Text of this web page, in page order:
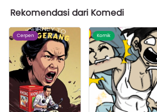
Rekomendasi dari Komedi
Cerpen Komik